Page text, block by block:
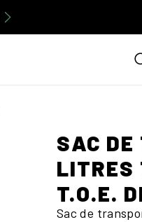
SAC
T.O.E.
Sac de